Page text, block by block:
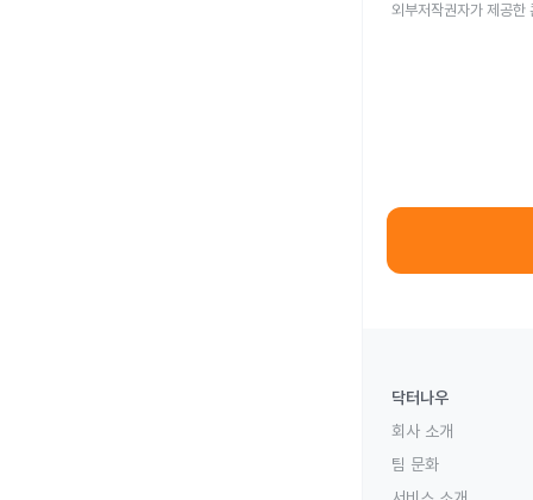
외부저작권자가 제공한
닥터나우
회사 소개
팀 문화